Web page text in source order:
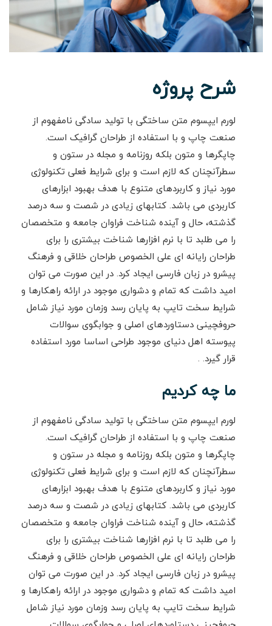
شرح پروژه
لورم ایپسوم متن ساختگی با تولید سادگی نامفهوم از
صنعت چاپ و با استفاده از طراحان گرافیک است.
چاپگرها و متون بلکه روزنامه و مجله در ستون و
سطرآنچنان که لازم است و برای شرایط فعلی تکنولوژی
مورد نیاز و کاربردهای متنوع با هدف بهبود ابزارهای
کاربردی می باشد. کتابهای زیادی در شصت و سه درصد
گذشته، حال و آینده شناخت فراوان جامعه و متخصصان
را می طلبد تا با نرم افزارها شناخت بیشتری را برای
طراحان رایانه ای علی الخصوص طراحان خلاقی و فرهنگ
پیشرو در زبان فارسی ایجاد کرد. در این صورت می توان
امید داشت که تمام و دشواری موجود در ارائه راهکارها و
شرایط سخت تایپ به پایان رسد وزمان مورد نیاز شامل
حروفچینی دستاوردهای اصلی و جوابگوی سوالات
پیوسته اهل دنیای موجود طراحی اساسا مورد استفاده
قرار گیرد. .
ما چه کردیم
لورم ایپسوم متن ساختگی با تولید سادگی نامفهوم از
صنعت چاپ و با استفاده از طراحان گرافیک است.
چاپگرها و متون بلکه روزنامه و مجله در ستون و
سطرآنچنان که لازم است و برای شرایط فعلی تکنولوژی
مورد نیاز و کاربردهای متنوع با هدف بهبود ابزارهای
کاربردی می باشد. کتابهای زیادی در شصت و سه درصد
گذشته، حال و آینده شناخت فراوان جامعه و متخصصان
را می طلبد تا با نرم افزارها شناخت بیشتری را برای
طراحان رایانه ای علی الخصوص طراحان خلاقی و فرهنگ
پیشرو در زبان فارسی ایجاد کرد. در این صورت می توان
امید داشت که تمام و دشواری موجود در ارائه راهکارها و
شرایط سخت تایپ به پایان رسد وزمان مورد نیاز شامل